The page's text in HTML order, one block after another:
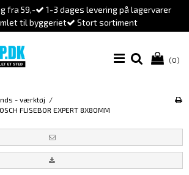
fra 59,-
1-3 dages levering på lagervarer
til byggeriet
Stort sortiment
(0)
- værktøj /
FLISEBOR EXPERT 8X80MM